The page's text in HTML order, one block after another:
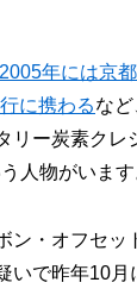
2005年には京
に携わるな
リー炭素クレ
人物がいます
ン・オフセッ
いで昨年10